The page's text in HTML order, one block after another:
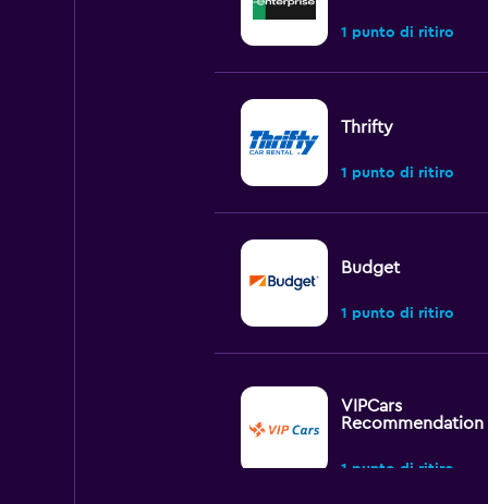
1 punto di ritiro
Thrifty
1 punto di ritiro
Budget
1 punto di ritiro
VIPCars
Recommendation
1 punto di ritiro